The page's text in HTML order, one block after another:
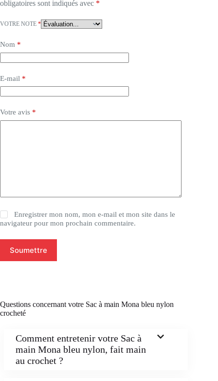
obligatoires sont indiqués avec *
VOTRE NOTE *
Nom *
E-mail *
Votre avis *
Enregistrer mon nom, mon e-mail et mon site dans le
navigateur pour mon prochain commentaire.
Soumettre
Questions concernant votre Sac à main Mona bleu nylon
crocheté
Comment entretenir votre Sac à
main Mona bleu nylon, fait main
au crochet ?